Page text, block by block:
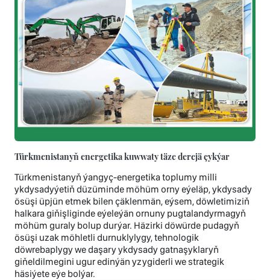
Türkmenistanyň energetika kuwwaty täze derejä çykýar
Türkmenistanyň ýangyç-energetika toplumy milli
ykdysadyýetiň düzüminde möhüm orny eýeläp, ykdysady
ösüşi üpjün etmek bilen çäklenmän, eýsem, döwletimiziň
halkara giňişliginde eýeleýän ornuny pugtalandyrmagyň
möhüm guraly bolup durýar. Häzirki döwürde pudagyň
ösüşi uzak möhletli durnuklylygy, tehnologik
döwrebaplygy we daşary ykdysady gatnaşyklaryň
giňeldilmegini ugur edinýän yzygiderli we strategik
häsiýete eýe bolýar.